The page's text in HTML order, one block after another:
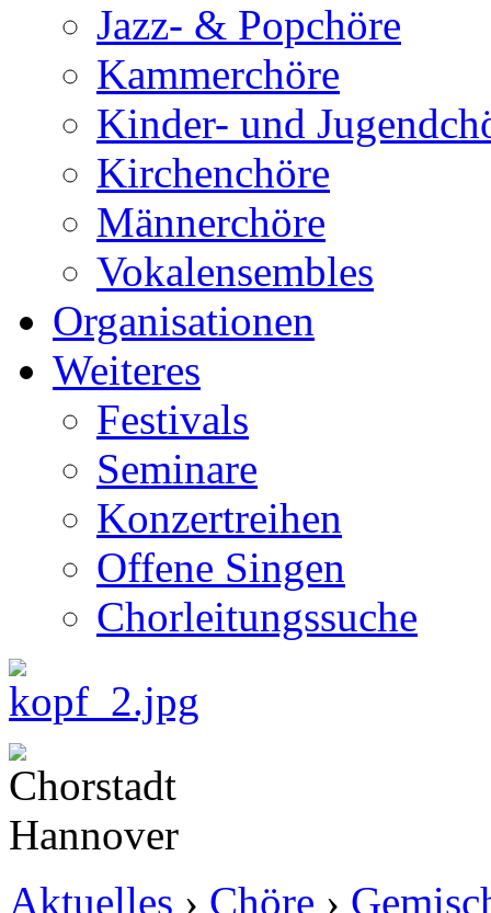
Jazz- & Popchöre
Kammerchöre
Kinder- und
Kirchenchöre
Männerchöre
Vokalensembles
Organisationen
Weiteres
Festivals
Seminare
Konzertreihen
Offene Singen
Chorleitungssuche
Aktuelles › Chöre ›